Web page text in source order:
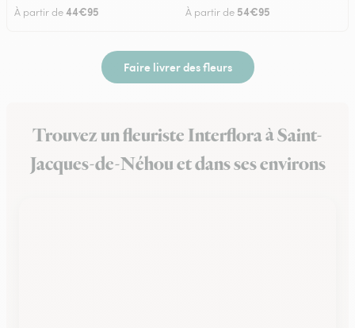
À partir de44€95 À partir de 54€95
Faire livrer des fleurs
Trouvez un fleuriste Interflora à Saint-
Jacques-de-Néhou et dans ses environs